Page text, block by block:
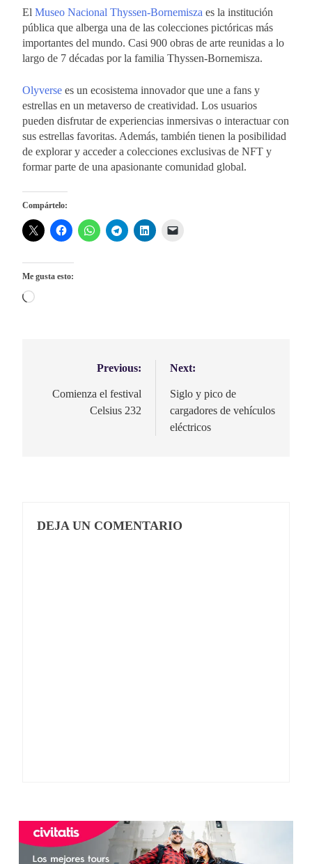
El Museo Nacional Thyssen-Bornemisza es la institución
pública que alberga una de las colecciones pictóricas más
importantes del mundo. Casi 900 obras de arte reunidas a lo
largo de 7 décadas por la familia Thyssen-Bornemisza.
Olyverse es un ecosistema innovador que une a fans y
estrellas en un metaverso de creatividad. Los usuarios
pueden disfrutar de experiencias inmersivas o interactuar con
sus estrellas favoritas. Además, también tienen la posibilidad
de explorar y acceder a colecciones exclusivas de NFT y
formar parte de una apasionante comunidad global.
Compártelo:
Me gusta esto:
Cargando...
NavegaciónPrevious:
Comienza el festival
Celsius 232
Next:
Siglo y pico de
cargadores de vehículos
eléctricos
DEJA UN COMENTARIO